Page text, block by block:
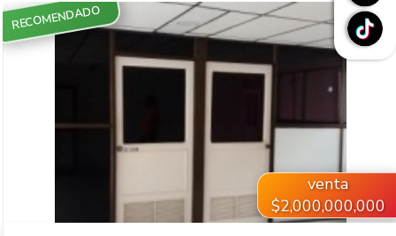
RECOMENDADO
venta
$2,000,000,000